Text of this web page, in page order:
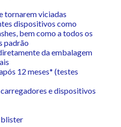
tornarem viciadas
dispositivos como
bem como a todos os
padrão
da embalagem
12 meses* (testes
e dispositivos
blister